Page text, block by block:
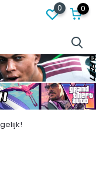
0 0